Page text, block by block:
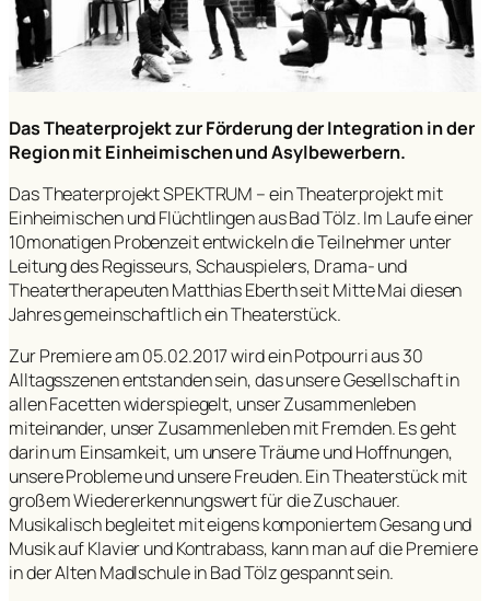
Das Theaterprojekt zur Förderung der Integration in der
Region mit Einheimischen und Asylbewerbern.
Das Theaterprojekt SPEKTRUM – ein Theaterprojekt mit
Einheimischen und Flüchtlingen aus Bad Tölz. Im Laufe einer
10monatigen Probenzeit entwickeln die Teilnehmer unter
Leitung des Regisseurs, Schauspielers, Drama- und
Theatertherapeuten Matthias Eberth seit Mitte Mai diesen
Jahres gemeinschaftlich ein Theaterstück.
Zur Premiere am 05.02.2017 wird ein Potpourri aus 30
Alltagsszenen entstanden sein, das unsere Gesellschaft in
allen Facetten widerspiegelt, unser Zusammenleben
miteinander, unser Zusammenleben mit Fremden. Es geht
darin um Einsamkeit, um unsere Träume und Hoffnungen,
unsere Probleme und unsere Freuden. Ein Theaterstück mit
großem Wiedererkennungswert für die Zuschauer.
Musikalisch begleitet mit eigens komponiertem Gesang und
Musik auf Klavier und Kontrabass, kann man auf die Premiere
in der Alten Madlschule in Bad Tölz gespannt sein.